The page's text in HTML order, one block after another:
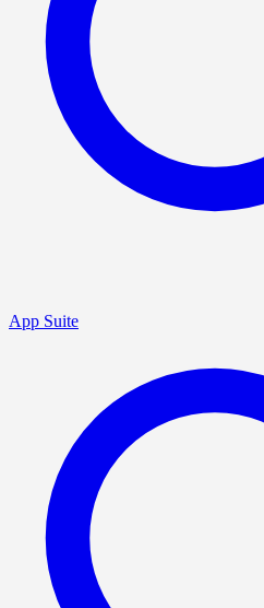
App Suite